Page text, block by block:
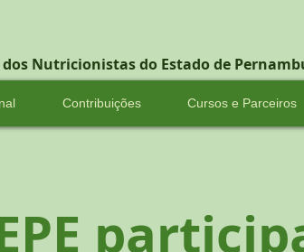
dos Nutricionistas do Estado de
Contribuições Cursos e Parceiros